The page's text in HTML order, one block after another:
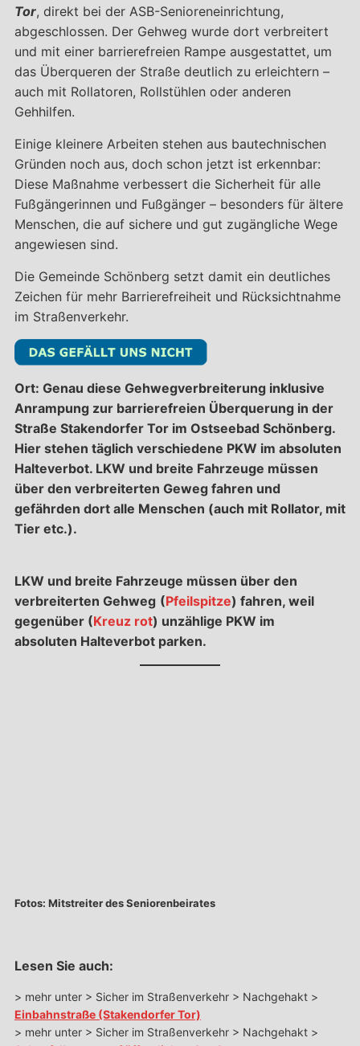
Tor, direkt bei der ASB-Senioreneinrichtung,
abgeschlossen. Der Gehweg wurde dort verbreitert
und mit einer barrierefreien Rampe ausgestattet, um
das Überqueren der Straße deutlich zu erleichtern –
auch mit Rollatoren, Rollstühlen oder anderen
Gehhilfen.
Einige kleinere Arbeiten stehen aus bautechnischen
Gründen noch aus, doch schon jetzt ist erkennbar:
Diese Maßnahme verbessert die Sicherheit für alle
Fußgängerinnen und Fußgänger – besonders für ältere
Menschen, die auf sichere und gut zugängliche Wege
angewiesen sind.
Die Gemeinde Schönberg setzt damit ein deutliches
Zeichen für mehr Barrierefreiheit und Rücksichtnahme
im Straßenverkehr.
Ort: Genau diese Gehwegverbreiterung inklusive
Anrampung zur barrierefreien Überquerung in der
Straße Stakendorfer Tor im Ostseebad Schönberg.
Hier stehen täglich verschiedene PKW im absoluten
Halteverbot. LKW und breite Fahrzeuge müssen
über den verbreiterten Geweg fahren und
gefährden dort alle Menschen (auch mit Rollator, mit
Tier etc.).
LKW und breite Fahrzeuge müssen über den
verbreiterten Gehweg (Pfeilspitze) fahren, weil
gegenüber (Kreuz rot) unzählige PKW im
absoluten Halteverbot parken.
Fotos: Mitstreiter des Seniorenbeirates
Lesen Sie auch:
> mehr unter > Sicher im Straßenverkehr > Nachgehakt >
Einbahnstraße (Stakendorfer Tor)
> mehr unter > Sicher im Straßenverkehr > Nachgehakt >